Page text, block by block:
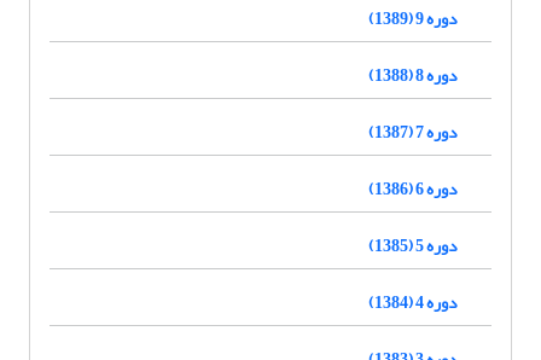
دوره 9 (1389)
دوره 8 (1388)
دوره 7 (1387)
دوره 6 (1386)
دوره 5 (1385)
دوره 4 (1384)